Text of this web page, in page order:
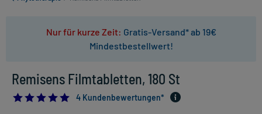
Nur für kurze Zeit: Gratis-Versand* ab 19€
Mindestbestellwert!
Remisens Filmtabletten, 180 St
5.0
4 Kundenbewertungen*